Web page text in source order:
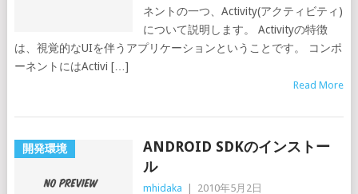
ネントの一つ、Activity(アクティビティ)
について説明します。 Activityの特徴
は、視覚的なUIを伴うアプリケーションということです。 コンポ
ーネントにはActivi […]
Read More
開発環境
ANDROID SDKのインストー
ル
mhidaka 2010年5月2日